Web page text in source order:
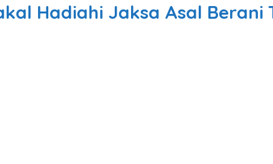
Hadiahi Jaksa Asal Berani